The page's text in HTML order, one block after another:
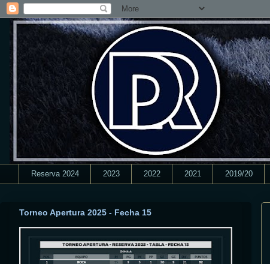
Reserva 2024 2023 2022 2021 2019/20
Torneo Apertura 2025 - Fecha 15